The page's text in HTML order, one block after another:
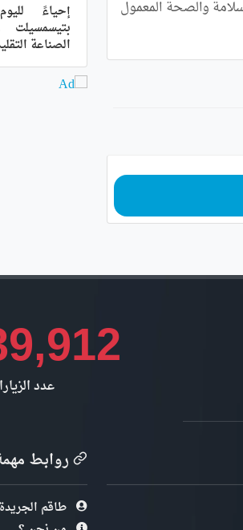
إحياءً
الصناعة
عدد
روابط
طاقم الجريدة